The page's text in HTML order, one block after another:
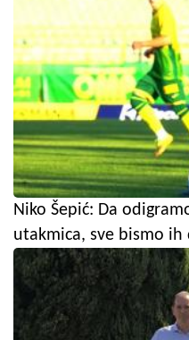
Niko Šepić: Da
utakmica, sve bismo ih